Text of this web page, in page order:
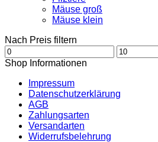
Mäuse groß
Mäuse klein
Nach Preis filtern
Min.
Preis
Max.
Preis
Shop Informationen
Impressum
Datenschutzerklärung
AGB
Zahlungsarten
Versandarten
Widerrufsbelehrung